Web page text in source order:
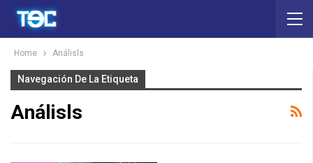
Home Análisls
Navegación De La Etiqueta
Análisls